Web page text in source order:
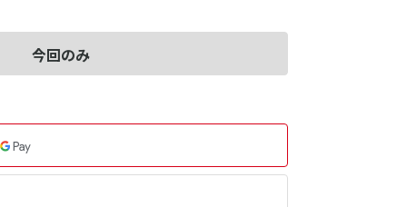
今回のみ